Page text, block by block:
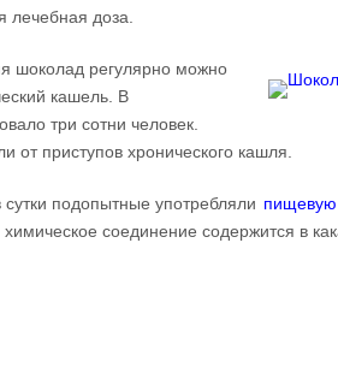
лечебная доза.
шоколад регулярно можно
кашель. В
три сотни человек.
от приступов хронического кашля.
подопытные употребляли пищевую
соединение содержится в